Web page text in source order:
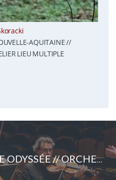
AQUITAINE //
LIEU MULTIPLE
FESTIVAL NOUVELLE ODYSSÉE // ORCHESTRE DES CHAMPS-ÉLYSÉES (FRA)